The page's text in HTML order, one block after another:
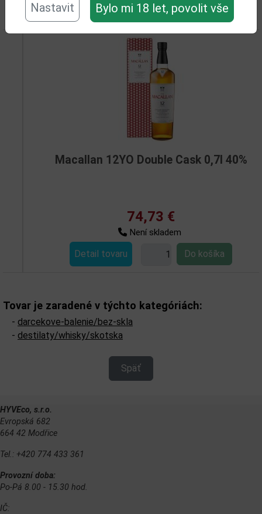
Nastavit Bylo mi 18 let, povolit vše
Související zboží
Macallan 12YO Double Cask 0,7l 40%
74,73 €
Není skladem
Detail tovaru
Tovar je zaradené v týchto kategóriách:
- darcekove-balenie/bez-skla
- destilaty/whisky/skotska
Späť
HYVEco, s.r.o.
Evropská 682
664 42 Modřice
Tel.: +420 774 433 361
Provozní doba:
Po-Pá 8.00 - 15.30 hod.
IČ: